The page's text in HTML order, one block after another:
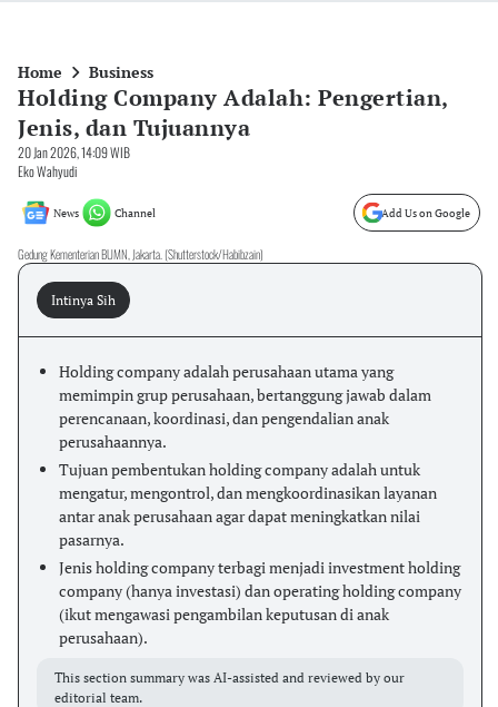
Home Business
Holding Company Adalah: Pengertian,
Jenis, dan Tujuannya
20 Jan 2026, 14:09 WIB
Eko Wahyudi
News Channel Add Us on Google
Gedung Kementerian BUMN, Jakarta. (Shutterstock/Habibzain)
Intinya Sih
Holding company adalah perusahaan utama yang
memimpin grup perusahaan, bertanggung jawab dalam
perencanaan, koordinasi, dan pengendalian anak
perusahaannya.
Tujuan pembentukan holding company adalah untuk
mengatur, mengontrol, dan mengkoordinasikan layanan
antar anak perusahaan agar dapat meningkatkan nilai
pasarnya.
Jenis holding company terbagi menjadi investment holding
company (hanya investasi) dan operating holding company
(ikut mengawasi pengambilan keputusan di anak
perusahaan).
This section summary was AI-assisted and reviewed by our
editorial team.